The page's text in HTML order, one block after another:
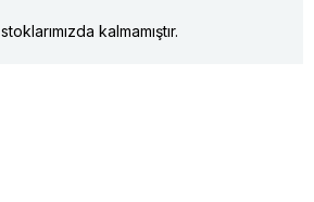
kalmamıştır.